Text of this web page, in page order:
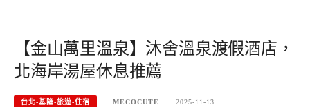
【金山萬里溫泉】沐舍溫泉渡假酒店，
北海岸湯屋休息推薦
台北-基隆-旅遊-住宿 MECOCUTE 2025-11-13